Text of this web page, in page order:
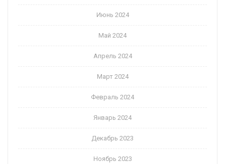
Июнь 2024
Май 2024
Апрель 2024
Март 2024
Февраль 2024
Январь 2024
Декабрь 2023
Ноябрь 2023